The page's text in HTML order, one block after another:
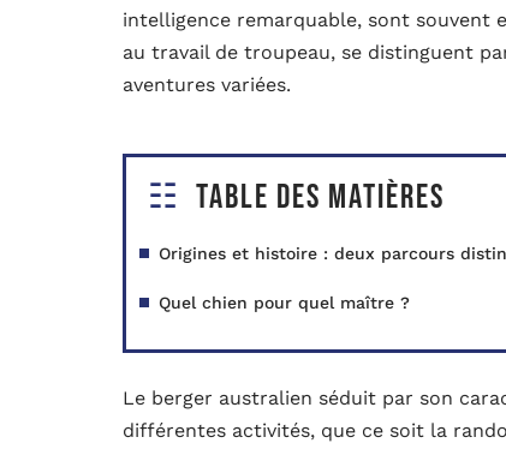
intelligence remarquable, sont souvent
au travail de troupeau, se distinguent
aventures variées.
Table des matières
Origines et histoire : deux parcours
Quel chien pour quel maître ?
Le berger australien séduit par son
différentes activités, que ce soit la